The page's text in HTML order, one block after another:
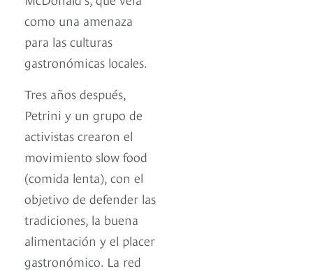
como una amenaza
para las culturas
gastronómicas locales.
Tres años después,
Petrini y un grupo de
activistas crearon el
movimiento slow food
(comida lenta), con el
objetivo de defender las
tradiciones, la buena
alimentación y el placer
gastronómico. La red